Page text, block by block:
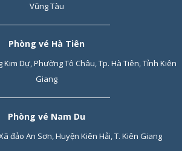
Vũng Tàu
Phòng vé Hà Tiên
Dự, Phường Tô Châu, Tp. Hà Tiên, Tỉnh Kiên
Giang
Phòng vé Nam Du
đảo An Sơn, Huyện Kiên Hải, T. Kiên Giang